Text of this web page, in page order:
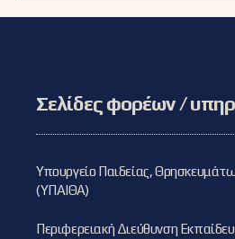
Σελίδες φορέων /
Υπουργείο Παιδείας,
(ΥΠΑΙΘΑ)
Περιφερειακή Διεύθυνση